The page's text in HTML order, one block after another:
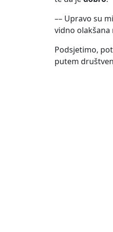
–– Upravo su
vidno
Podsjetimo,
putem